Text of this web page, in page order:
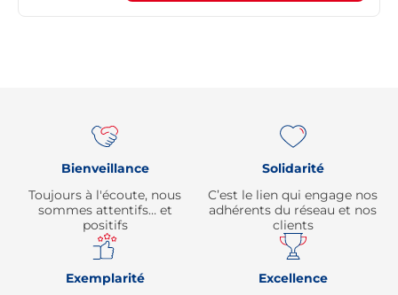
Bienveillance
Toujours à l'écoute, nous
sommes attentifs… et
positifs
Solidarité
C’est le lien qui engage nos
adhérents du réseau et nos
clients
Exemplarité
Excellence